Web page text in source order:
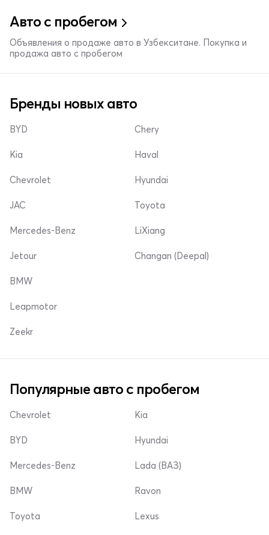
Авто с пробегом
Объявления о продаже авто в Узбекситане. Покупка и
продажа авто с пробегом
Бренды новых авто
BYD
Kia
Chevrolet
Chery
Haval
Hyundai
JAC
Mercedes-Benz
Jetour
Toyota
LiXiang
Changan (Deepal)
BMW
Leapmotor
Zeekr
Популярные авто с пробегом
Chevrolet
BYD
Mercedes-Benz
Kia
Hyundai
Lada (ВАЗ)
BMW
Toyota
Ravon
Lexus